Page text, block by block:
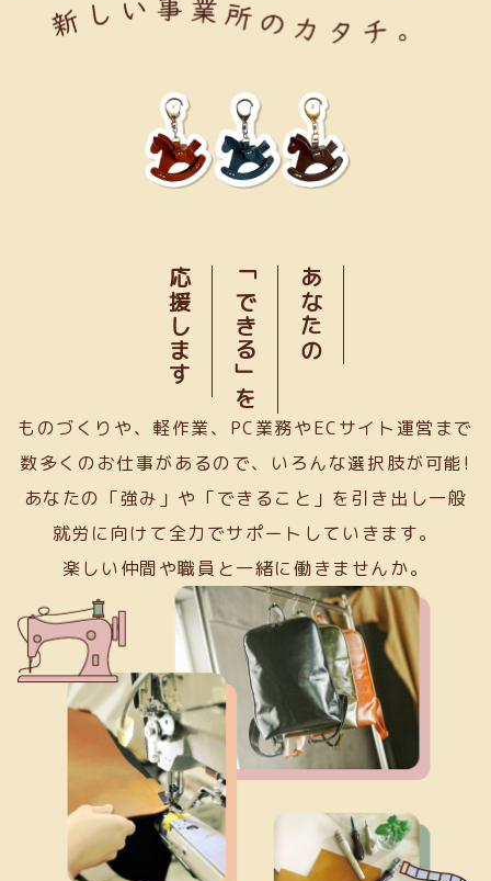
あなたの
「できる」を
応援します
ものづくりや、軽作業、PC業務やECサイト運営まで
数多くのお仕事があるので、いろんな選択肢が可能!
あなたの「強み」や「できること」を引き出し一般
就労に向けて全力でサポートしていきます。
楽しい仲間や職員と一緒に働きませんか。